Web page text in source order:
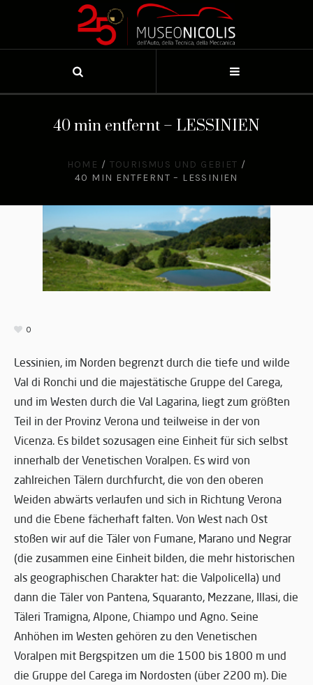
40 min entfernt – LESSINIEN
HOME / TOURISMUS UND GEBIET /
40 MIN ENTFERNT – LESSINIEN
0
Lessinien, im Norden begrenzt durch die tiefe und wilde
Val di Ronchi und die majestätische Gruppe del Carega,
und im Westen durch die Val Lagarina, liegt zum größten
Teil in der Provinz Verona und teilweise in der von
Vicenza. Es bildet sozusagen eine Einheit für sich selbst
innerhalb der Venetischen Voralpen. Es wird von
zahlreichen Tälern durchfurcht, die von den oberen
Weiden abwärts verlaufen und sich in Richtung Verona
und die Ebene fächerhaft falten. Von West nach Ost
stoßen wir auf die Täler von Fumane, Marano und Negrar
(die zusammen eine Einheit bilden, die mehr historischen
als geographischen Charakter hat: die Valpolicella) und
dann die Täler von Pantena, Squaranto, Mezzane, Illasi, die
Täleri Tramigna, Alpone, Chiampo und Agno. Seine
Anhöhen im Westen gehören zu den Venetischen
Voralpen mit Bergspitzen um die 1500 bis 1800 m und
die Gruppe del Carega im Nordosten (über 2200 m). Die